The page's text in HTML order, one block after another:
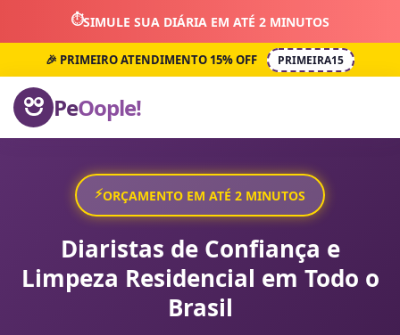
⏱️SIMULE SUA DIÁRIA EM ATÉ 2 MINUTOS
🎉 PRIMEIRO ATENDIMENTO 15% OFF PRIMEIRA15
PeOople!
⚡ORÇAMENTO EM ATÉ 2 MINUTOS
Diaristas de Confiança e
Limpeza Residencial em Todo o
Brasil